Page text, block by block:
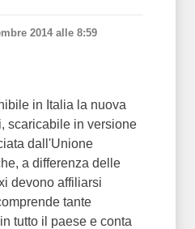
2014 alle 8:59
in Italia la nuova
scaricabile in versione
dall'Unione
a differenza delle
devono affiliarsi
tante
tutto il paese e conta